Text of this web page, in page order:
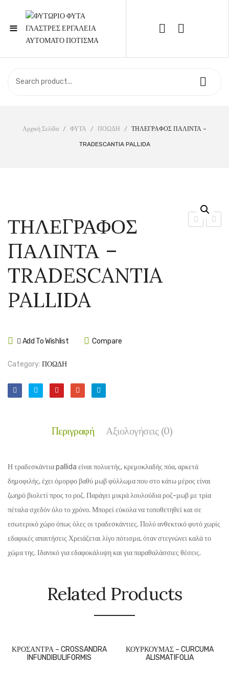
≡
Call Support: 210 6857844
ΣΧΕΤΙΚΆ ΜΕ ΕΜΆΣ
ΕΠΙΚΟΙΝΩΝΊΑ
Αρχική Σελίδα / ΦΥΤΑ / ΠΟΩΔΗ / ΤΗΛΕΓΡΑΦΟΣ ΠΑΛΙΝΤΑ –
TRADESCANTIA PALLIDA
ΤΗΛΕΓΡΑΦΟΣ
ΠΑΛΙΝΤΑ –
TRADESCANTIA
PALLIDA
Add To Wishlist Compare
Category: ΠΟΩΔΗ
Περιγραφή Αξιολογήσεις (0)
Η τραδεσκάντια pallida είναι πολυετής, κρεμοκλαδής πόα, αρκετά
δημοφιλής, έχει όμορφο βαθύ μωβ φύλλωμα που στο κάτω μέρος είναι
ζωηρό βιολετί προς το ροζ. Παράγει μικρά λουλούδια ροζ-μωβ με τρία
πέταλα σχεδόν όλο το χρόνο. Μπορεί εύκολα να τοποθετηθεί και σε
εσωτερικό χώρο όπως όλες οι τραδεσκάντιες. Πολύ ανθεκτικό φυτό χωρίς
εδαφικές απαιτήσεις Χρειάζεται λίγο πότισμα, όταν στεγνώνει καλά το
χώμα της. Ιδανικό για εδαφοκάλυψη και για παραθαλάσσιες θέσεις.
Related Products
ΚΡΟΣΑΝΤΡΑ – CROSSANDRA
INFUNDIBULIFORMIS
ΚΟΥΡΚΟΥΜΑΣ – CURCUMA
ALISMATIFOLIA